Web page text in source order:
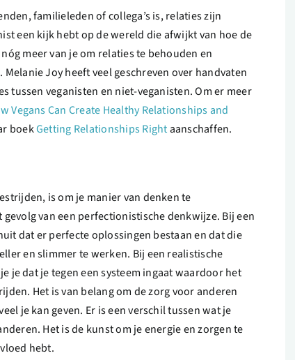
familieleden of collega’s is, relaties zijn
een kijk hebt op de wereld die afwijkt van hoe de
meer van je om relaties te behouden en
Joy heeft veel geschreven over handvaten
tussen veganisten en niet-veganisten. Om er meer
Vegans Can Create Healthy Relationships and
boekGetting Relationships Right aanschaffen.
is om je manier van denken te
van een perfectionistische denkwijze. Bij een
dat er perfecte oplossingen bestaan en dat die
en slimmer te werken. Bij een realistische
je dat je tegen een systeem ingaat waardoor het
Het is van belang om de zorg voor anderen
je kan geven. Er is een verschil tussen wat je
Het is de kunst om je energie en zorgen te
hebt.